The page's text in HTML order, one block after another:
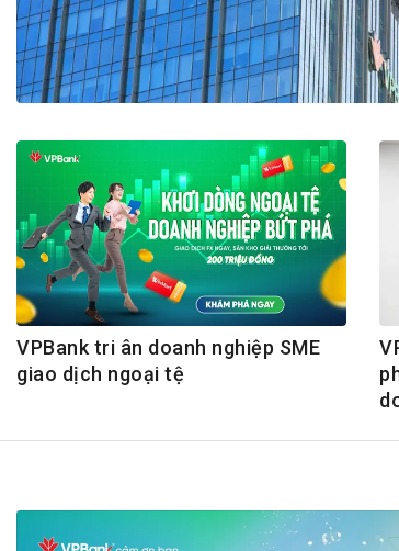
Bộ Chuẩn mực Đạo đức nghề nghiệp
Đối tác
GÓP Ý CHÍNH SÁCH
Dự thảo luật
Tư vấn – Hỏi đáp
Tra cứu văn bản
VPBank tri ân doanh nghiệp SME
giao dịch ngoại tệ